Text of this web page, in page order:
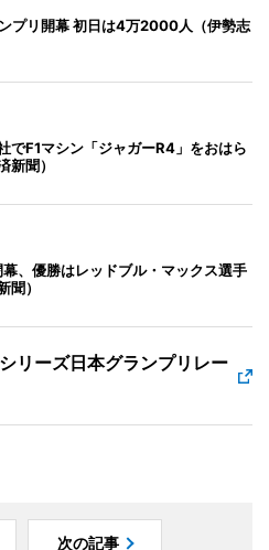
プリ開幕 初日は4万2000人（伊勢志
でF1マシン「ジャガーR4」をおはら
新聞）
、優勝はレッドブル・マックス選手
聞）
リーズ日本グランプリレー
次の記事